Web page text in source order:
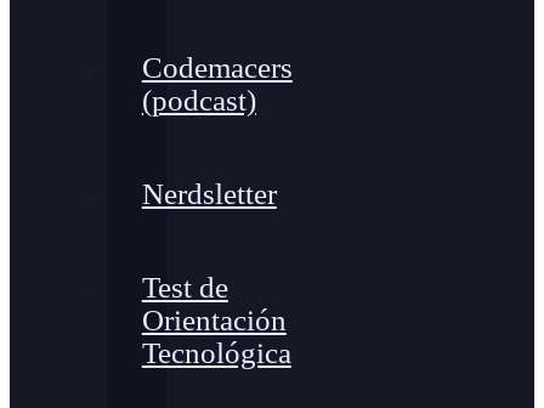
Codemacers
(podcast)
Nerdsletter
Test de
Orientación
Tecnológica